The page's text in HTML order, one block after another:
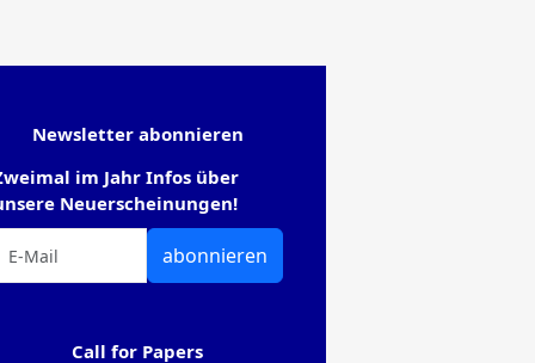
Newsletter abonnieren
im Jahr Infos über
Neuerscheinungen!
abonnieren
Call for Papers